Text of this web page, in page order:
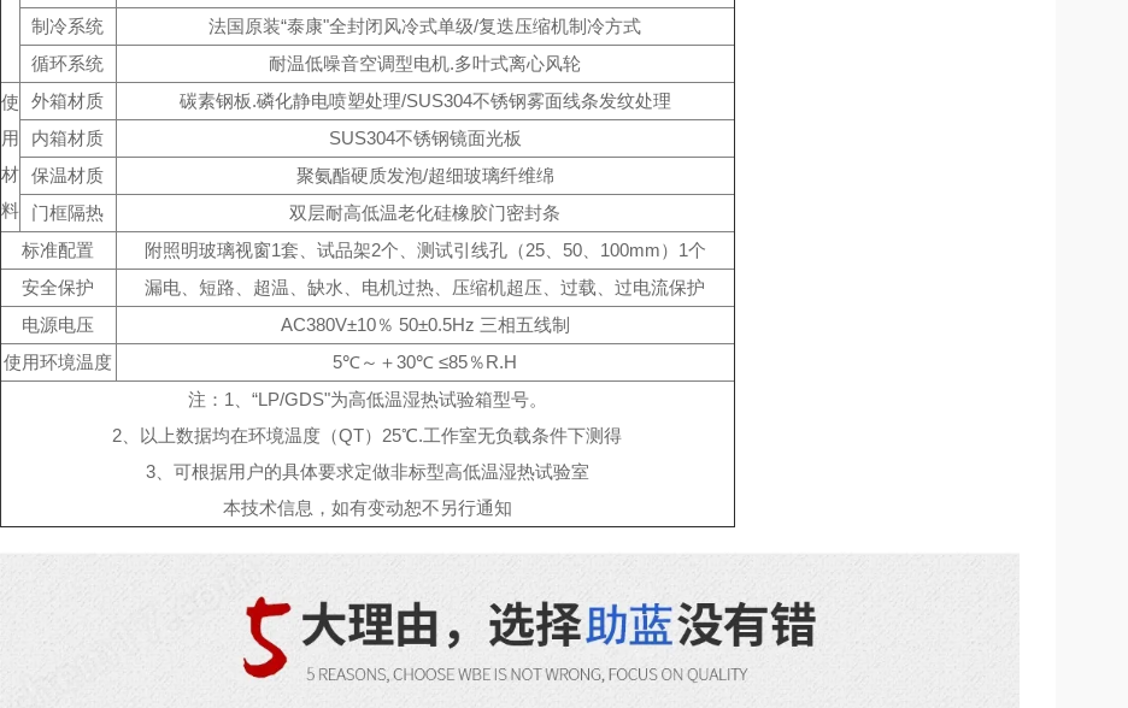
制冷系统
法国原装“泰康"全封闭风冷式单级/复迭压缩机制冷方式
循环系统
耐温低噪音空调型电机.多叶式离心风轮
使
用
材
料
外箱材质
碳素钢板.磷化静电喷塑处理/SUS304不锈钢雾面线条发纹处理
内箱材质
SUS304不锈钢镜面光板
保温材质
聚氨酯硬质发泡/超细玻璃纤维绵
门框隔热
双层耐高低温老化硅橡胶门密封条
标准配置
附照明玻璃视窗1套、试品架2个、测试引线孔（25、50、100mm）1个
安全保护
漏电、短路、超温、缺水、电机过热、压缩机超压、过载、过电流保护
电源电压
AC380V±10％ 50±0.5Hz 三相五线制
使用环境温度
5℃～＋30℃ ≤85％R.H
注：1、“LP/GDS"为高低温湿热试验箱型号。
2、以上数据均在环境温度（QT）25℃.工作室无负载条件下测得
3、可根据用户的具体要求定做非标型高低温湿热试验室
本技术信息，如有变动恕不另行通知